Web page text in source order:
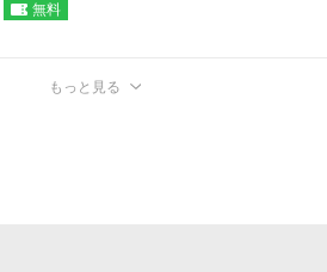
無料
もっと見る